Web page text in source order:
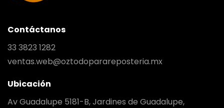
Contáctanos
33 3823 1282
ventas.web@oztodoparareposteria.mx
Ubicación
Av Guadalupe 5181-B, Jardines de Guadalupe,